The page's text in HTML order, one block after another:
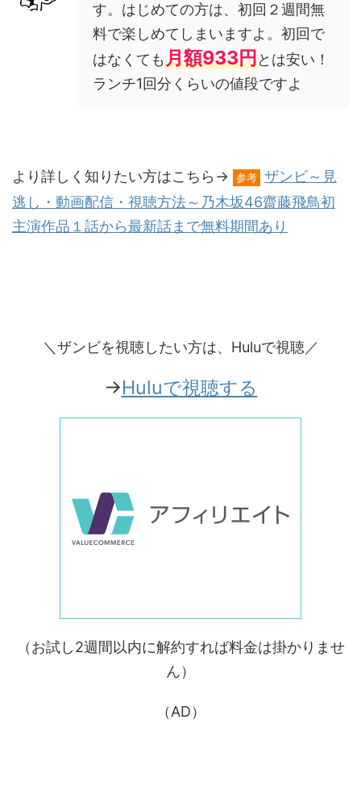
す。はじめての方は、初回２週間無
料で楽しめてしまいますよ。初回で
はなくても月額933円とは安い！
ランチ1回分くらいの値段ですよ
より詳しく知りたい方はこちら→ 参考 ザンビ～見
逃し・動画配信・視聴方法～乃木坂46齋藤飛鳥初
主演作品１話から最新話まで無料期間あり
＼ザンビを視聴したい方は、Huluで視聴／
→Huluで視聴する
（お試し2週間以内に解約すれば料金は掛かりませ
ん）
（AD）